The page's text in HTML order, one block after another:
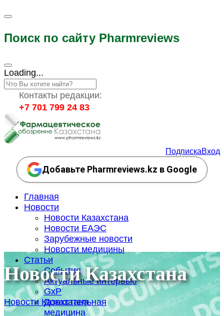
Поиск по сайту Pharmreviews
Loading...
Контакты редакции:
+7 701 799 24 83
ПодпискаВход
Добавьте Pharmreviews.kz в Google
Главная
Новости
Новости Казахстана
Новости ЕАЭС
Зарубежные новости
Новости медицины
Статьи
События
Актуальные интервью
GxP
Доказательная
медицина
Новости Казахстана
Новости Казахстана